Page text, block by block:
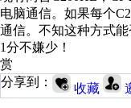
电脑通信。如果每个
通信。不知这种方式
1分不嫌少！
赏
分享到：
收藏